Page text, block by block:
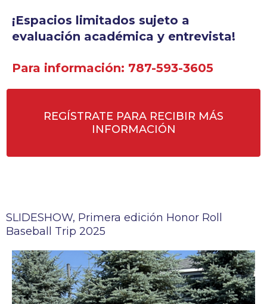
¡Espacios limitados sujeto a
evaluación académica y entrevista!
Para información: 787-593-3605
REGÍSTRATE PARA RECIBIR MÁS
INFORMACIÓN
SLIDESHOW, Primera edición Honor Roll
Baseball Trip 2025